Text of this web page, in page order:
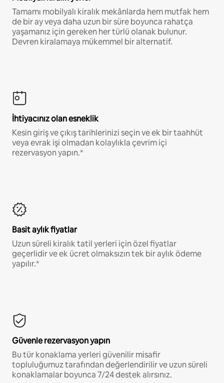
Tamamı mobilyalı kiralık mekânlarda hem mutfak hem
de bir ay veya daha uzun bir süre boyunca rahatça
yaşamanız için gereken her türlü olanak bulunur.
Devren kiralamaya mükemmel bir alternatif.
İhtiyacınız olan esneklik
Kesin giriş ve çıkış tarihlerinizi seçin ve ek bir taahhüt
veya evrak işi olmadan kolaylıkla çevrim içi
rezervasyon yapın.*
Basit aylık fiyatlar
Uzun süreli kiralık tatil yerleri için özel fiyatlar
geçerlidir ve ek ücret olmaksızın tek bir aylık ödeme
yapılır.*
Güvenle rezervasyon yapın
Bu tür konaklama yerleri güvenilir misafir
topluluğumuz tarafından değerlendirilir ve uzun süreli
konaklamalar boyunca 7/24 destek alırsınız.